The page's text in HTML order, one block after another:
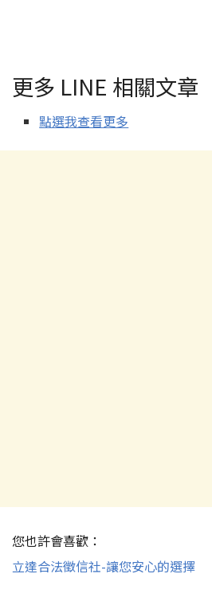
更多 LINE 相關文章
點選我查看更多
您也許會喜歡：
立達合法徵信社-讓您安心的選擇